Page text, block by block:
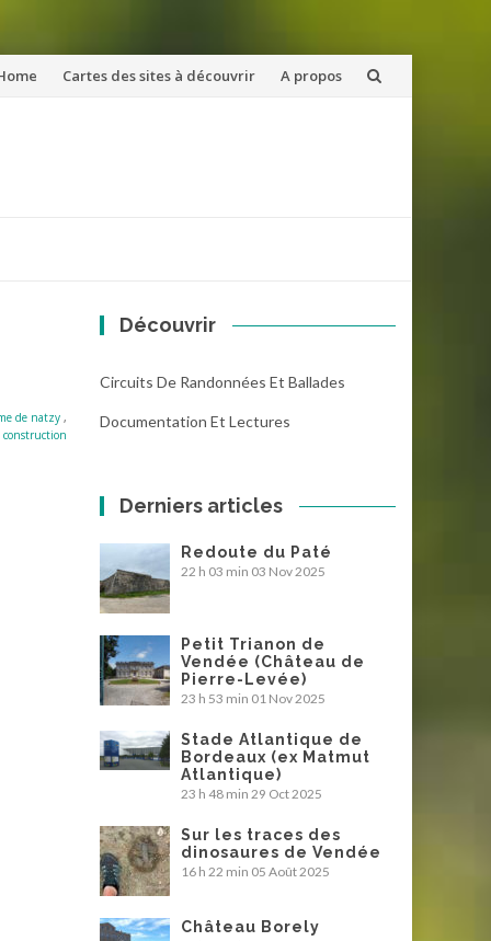
Cartes des sites à découvrir A propos
de natzy ,
construction
Découvrir
Circuits De Randonnées Et Ballades
Documentation Et Lectures
Derniers articles
Redoute du Paté
22 h 03 min 03 Nov 2025
Petit Trianon de
Vendée (Château de
Pierre-Levée)
23 h 53 min 01 Nov 2025
Stade Atlantique de
Bordeaux (ex Matmut
Atlantique)
23 h 48 min 29 Oct 2025
Sur les traces des
dinosaures de Vendée
16 h 22 min 05 Août 2025
Château Borely